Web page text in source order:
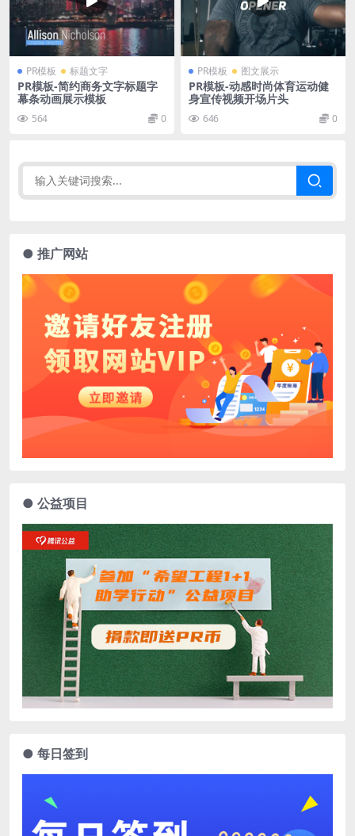
PR模板 标题文字
PR模板-简约商务文字标题字
幕条动画展示模板
564 0
PR模板 图文展示
PR模板-动感时尚体育运动健
身宣传视频开场片头
646 0
● 推广网站
● 公益项目
● 每日签到